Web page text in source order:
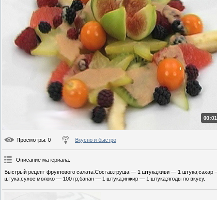
Просмотры: 0 Вкусно и быстро
Описание материала:
Быстрый рецепт фруктового салата.Состав:груша — 1 штука;киви — 1
штука;сухое молоко — 100 гр;банан — 1 штука;инжир — 1 штука;ягоды по вкусу.